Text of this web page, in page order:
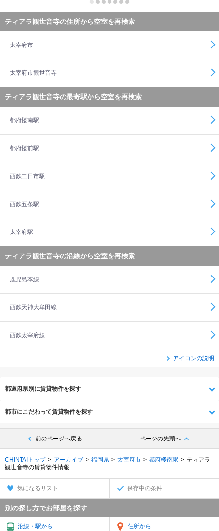
ティアラ観世音寺の住所から空室を再検索
太宰府市
太宰府市観世音寺
ティアラ観世音寺の最寄駅から空室を再検索
都府楼南駅
都府楼前駅
西鉄二日市駅
西鉄五条駅
太宰府駅
ティアラ観世音寺の沿線から空室を再検索
鹿児島本線
西鉄天神大牟田線
西鉄太宰府線
アイコンの説明
都道府県別に賃貸物件を探す
都市にこだわって賃貸物件を探す
前のページへ戻る ページの先頭へ
CHINTAIトップ アーカイブ 福岡県 太宰府市 都府楼南駅
ティアラ
観世音寺の賃貸物件情報
気になるリスト 保存中の条件
別の探し方でお部屋を探す
沿線・駅から 住所から